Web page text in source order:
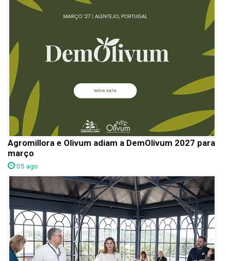
Agromillora e Olivum adiam a DemOlivum 2027 para
março
05 ago